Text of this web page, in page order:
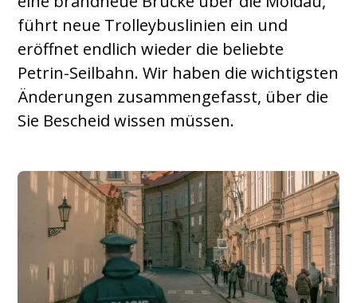
führt neue Trolleybuslinien ein und
eröffnet endlich wieder die beliebte
Petrin-Seilbahn. Wir haben die wichtigsten
Änderungen zusammengefasst, über die
Sie Bescheid wissen müssen.